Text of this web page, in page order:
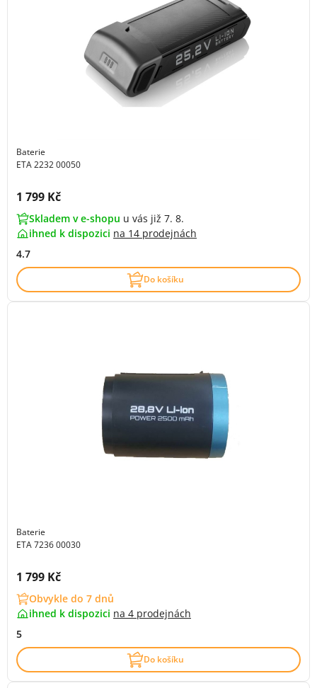
Baterie
ETA 2232 00050
Cena s DPH:
1 799 Kč
Skladem v e-shopu u vás již 7. 8.
ihned k dispozici na 14 prodejnách
4.7
Do košíku
Baterie
ETA 7236 00030
Cena s DPH:
1 799 Kč
Obvykle do 7 dnů
ihned k dispozici na 4 prodejnách
5
Do košíku